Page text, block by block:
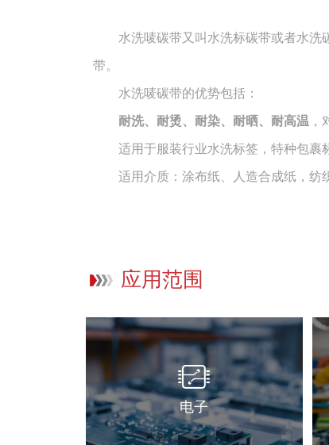
水洗唛碳带又叫水洗标碳带或者水洗碳
带。
水洗唛碳带的优势包括：
耐洗、耐烫、耐染、耐晒、耐高温
适用于服装行业水洗标签，特种包裹
适用介质：涂布纸、人造合成纸，纺织
应用范围
电子